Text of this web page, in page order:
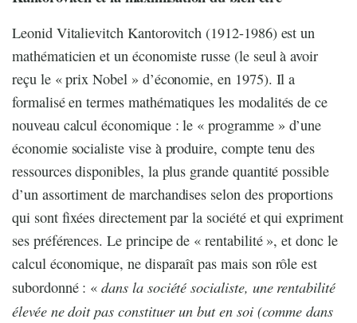
Leonid Vitalievitch Kantorovitch (1912-1986) est un
mathématicien et un économiste russe (le seul à avoir
reçu le « prix Nobel » d’économie, en 1975). Il a
formalisé en termes mathématiques les modalités de ce
nouveau calcul économique : le « programme » d’une
économie socialiste vise à produire, compte tenu des
ressources disponibles, la plus grande quantité possible
d’un assortiment de marchandises selon des proportions
qui sont fixées directement par la société et qui expriment
ses préférences. Le principe de « rentabilité », et donc le
calcul économique, ne disparaît pas mais son rôle est
subordonné : «dans la société socialiste, une rentabilité
élevée ne doit pas constituer un but en soi (comme dans